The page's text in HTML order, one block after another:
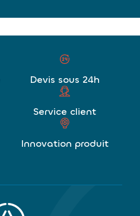
Devis sous 24h
Service client
Innovation produit